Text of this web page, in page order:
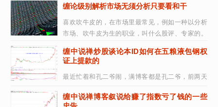
缠论级别解析市场无须分析只要看和干
喜欢吹牛皮的，在市场里最常见，例如一种以分析
市场、吹牛皮为生的职业，叫什么股评、专家的。
缠中说禅炒股谈论本ID如何在五粮液包钢权
证上提款的
最近忙着和孔二爷闹，满博客都是孔二爷，前两天
&ldquo;教你炒股票&rdquo;系列。总不能整...
缠中说禅博客叙说给赚了指数亏了钱的一些